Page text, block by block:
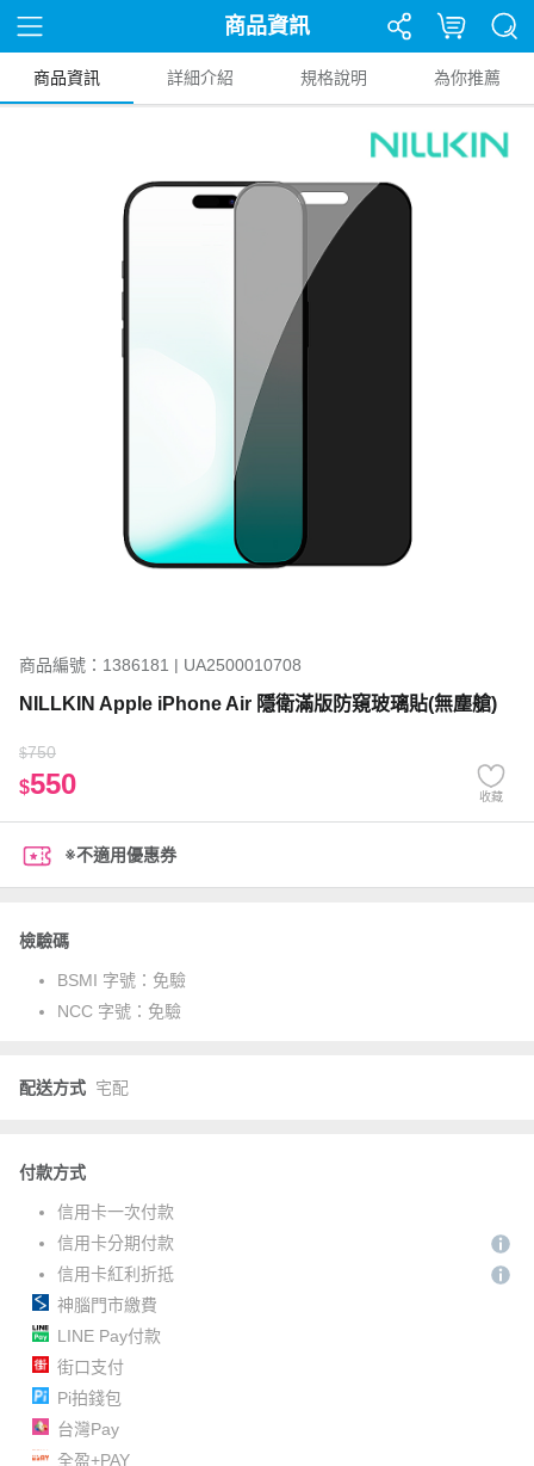
商品資訊
商品資訊 詳細介紹 規格說明 為你推薦
商品編號：1386181 | UA2500010708
NILLKIN Apple iPhone Air 隱衛滿版防窺玻璃貼(無塵艙)
$750
$550 收藏
※不適用優惠券
檢驗碼
BSMI 字號： 免驗
NCC 字號： 免驗
配送方式 宅配
付款方式
信用卡一次付款
信用卡分期付款
信用卡紅利折抵
神腦門市繳費
LINE Pay付款
街口支付
Pi拍錢包
台灣Pay
全盈+PAY